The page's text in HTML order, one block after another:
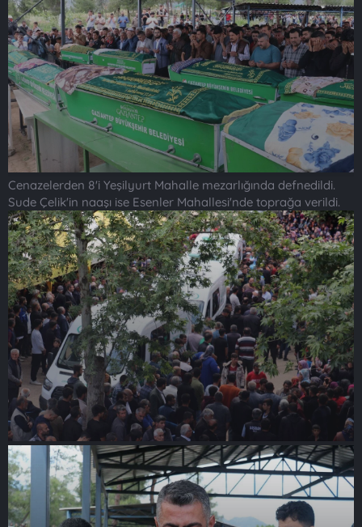
Cenazelerden 8'i Yeşilyurt Mahalle mezarlığında defnedildi.
Sude Çelik'in naaşı ise Esenler Mahallesi'nde toprağa verildi.